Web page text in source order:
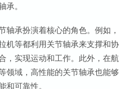
承。
轴承扮演着核心的角色。例如，
机等都利用关节轴承来支撑和协
，实现运动和工作。此外，在航
领域，高性能的关节轴承也能够
和可靠性。